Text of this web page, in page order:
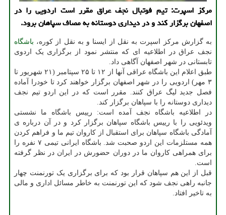
مرکز اسپرت: تیم فوتبال نجف عراق مقرر است اردویی را در
اصفهان برگزار کند و در دیداری دوستانه به مصاف سپاهان برود.
به گزارش مرکز اسپرت به نقل از ایسنا و به نقل از کوره، باشگاه
نجف عراق در اطلاعیه ای که منتشر نمود از برگزاری یک اردوی
تابستانی در شهر اصفهان آگاهی داد.
طبق اعلام این باشگاه عراقی آنها از ۱۲ تا ۲۵ سپتامبر (۲۱ شهریور تا
۳ مهر) اردویی را در شهر اصفهان برگزار خواهند کرد تا خودرا آماده
فصل جدید لیگ عراق کنند. مقرر است که در این اردو تیم نجف
دیداری دوستانه را با سپاهان برگزار کند.
در اطلاعیه باشگاه نجف آمده است: رییس باشگاه ما نشستی
ویدئویی را با رییس باشگاه سپاهان برگزار کرد و در آن درباره ی
آمادگی باشگاه سپاهان برای استقبال از کاروان تیم ما و فراهم کردن
همه مستلزمات این اردو صحبت شد. باشگاه ایرانی تیمی ۷ نفره را
برای همراهی کاروان ما در دوران حضورش در ایران در نظر گرفته
است.
قبل از این هم سپاهان قرار بود که برای برگزاری یک تورنمنت چهار
جانبه راهی نجف شود که این تورنمنت به خاطر مسائل اداری و مالی
به تاخیر افتاد.